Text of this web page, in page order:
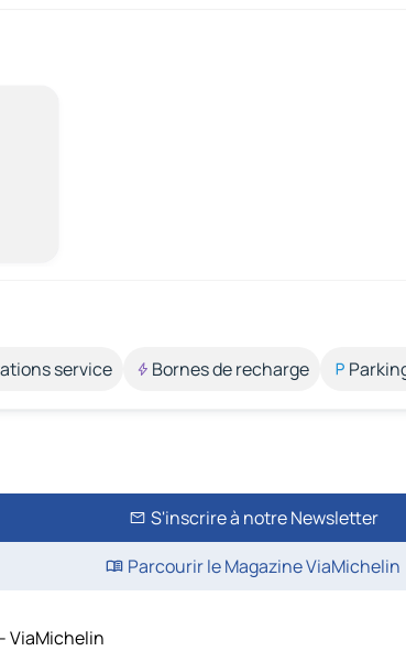
service Bornes de recharge
S'inscrire à notre Newsletter
Parcourir le Magazine ViaMichelin
ViaMichelin